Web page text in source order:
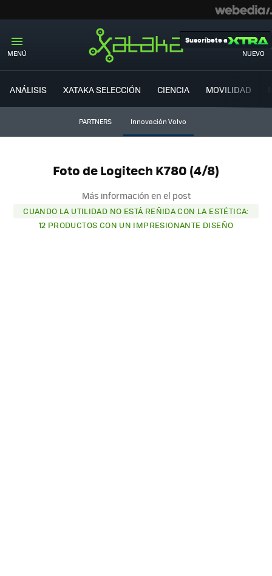
MENÚ NUEVO
Suscríbete a
ANÁLISIS XATAKA SELECCIÓN CIENCIA MOVILIDAD
PARTNERS Innovación Volvo
Foto de Logitech K780 (4/8)
Más información en el post
CUANDO LA UTILIDAD NO ESTÁ REÑIDA CON LA ESTÉTICA:
12 PRODUCTOS CON UN IMPRESIONANTE DISEÑO